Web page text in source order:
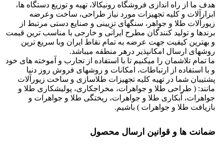
هدف ما از راه اندازی فروشگاه رونیکالا، تهیه و توزیع دستگاه ها،
ابزارآلات و کلیه تجهیزات مورد نیاز طراحی، ساخت وعرضه
زیورآلات طلا و جواهر، سنگهای تزِیینی و صنایع دستی مرتبط از
برندها و تولید کنندگان مطرح ایرانی و خارجی با مناسب ترین قیمت
و بهترین کیفیت جهت عرضه به تمام نقاط ایران وبا سریع ترین
روشهای ارسال امکانپذیر درهر منطقه میباشد.
ما تمام تلاشمان را میکنیم تا با استفاده از تجارب و آموخته های خود
و با استفاده از ارتباطات، امکانات و روشهای فروش روز دنیا
پشتیبان شما در تهیه کلیه تجهیزات طلاسازی و ساخت زیورآلات
مانند: ( طراحی طلا و جواهرات، مخراجکاری، پولیشکاری طلا و
جواهرات، آبکاری طلا و جواهرات، ریختگی طلا و جواهرات و
بازیافت طلا و جواهرات ) باشیم.
ضمانت ها و قوانین ارسال محصول